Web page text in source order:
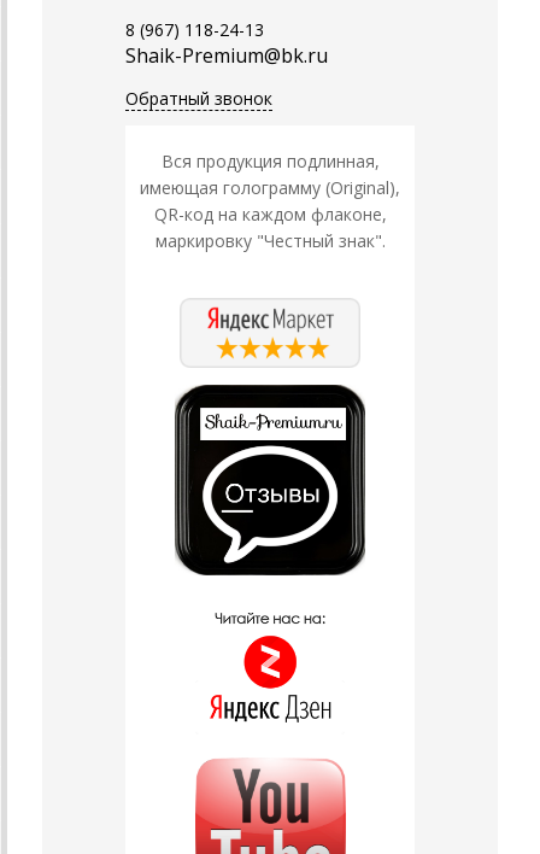
8 (967) 118-24-13
Shaik-Premium@bk.ru
Обратный звонок
Вся продукция подлинная,
имеющая голограмму (Original),
QR-код на каждом флаконе,
маркировку "Честный знак".